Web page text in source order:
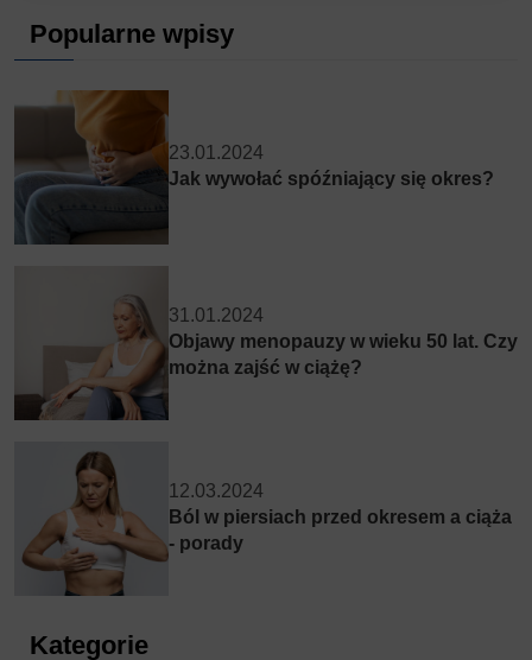
Popularne wpisy
23.01.2024
Jak wywołać spóźniający się okres?
31.01.2024
Objawy menopauzy w wieku 50 lat. Czy
można zajść w ciążę?
12.03.2024
Ból w piersiach przed okresem a ciąża
- porady
Kategorie